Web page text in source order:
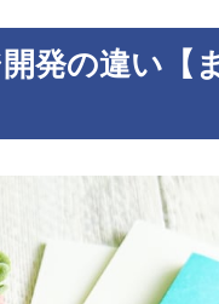
発の違い【